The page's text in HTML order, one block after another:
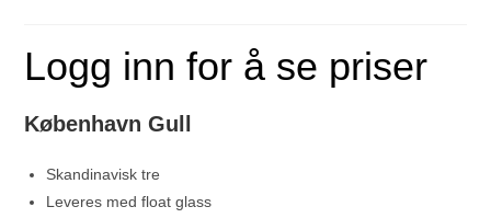
Logg inn for å se priser
København Gull
Skandinavisk tre
Leveres med float glass